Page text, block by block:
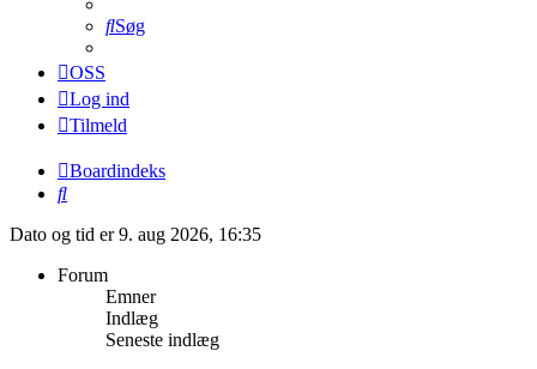
Søg
OSS
Log ind
Tilmeld
Boardindeks
Søg
Dato og tid er 9. aug 2026, 16:35
Forum
Emner
Indlæg
Seneste indlæg